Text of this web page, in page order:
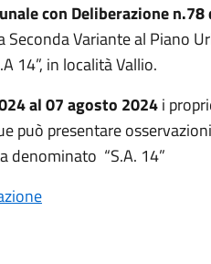
con Deliberazionen.78
Seconda Variante al Piano
14”, in località Vallio.
al 07 agosto 2024i
può presentare
denominato “S.A. 14”